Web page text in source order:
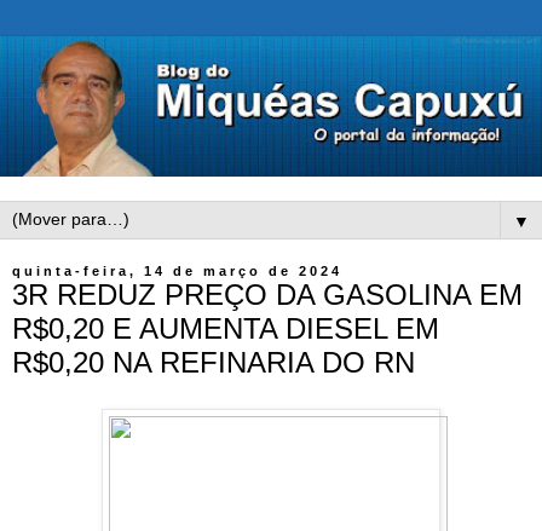
▼
quinta-feira, 14 de março de 2024
3R REDUZ PREÇO DA GASOLINA EM
R$0,20 E AUMENTA DIESEL EM
R$0,20 NA REFINARIA DO RN